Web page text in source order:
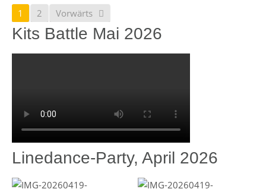
1 2 Vorwärts
Kits Battle Mai 2026
Linedance-Party, April 2026